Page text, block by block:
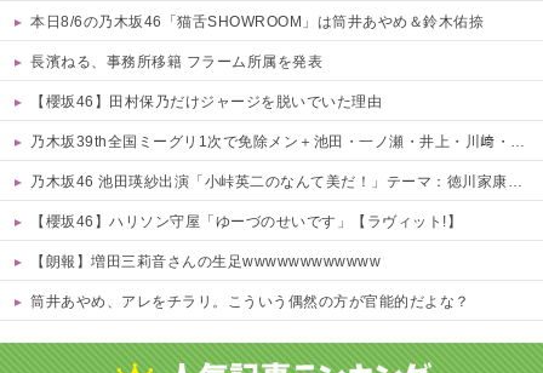
本日8/6の乃木坂46「猫舌SHOWROOM」は筒井あやめ＆鈴木佑捺
長濱ねる、事務所移籍 フラーム所属を発表
【櫻坂46】田村保乃だけジャージを脱いでいた理由
乃木坂39th全国ミーグリ1次で免除メン＋池田・一ノ瀬・井上・川﨑・菅原・中西が全完売
乃木坂46 池田瑛紗出演「小峠英二のなんて美だ！」テーマ：徳川家康【2025.8.5 24:00〜 TOKYO MX】
【櫻坂46】ハリソン守屋「ゆーづのせいです」【ラヴィット!】
【朗報】増田三莉音さんの生足wwwwwwwwwwww
筒井あやめ、アレをチラリ。こういう偶然の方が官能的だよな？